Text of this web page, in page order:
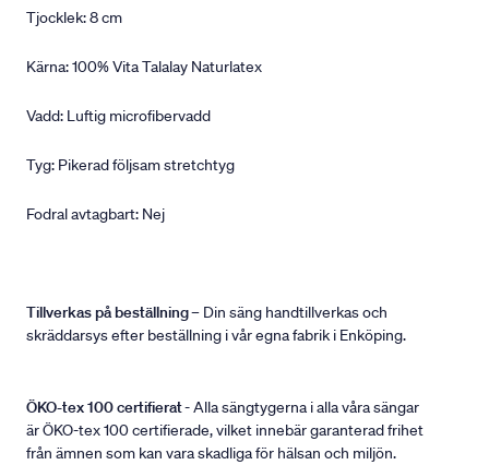
Tjocklek: 8 cm
Kärna: 100% Vita Talalay Naturlatex
Vadd: Luftig microfibervadd
Tyg: Pikerad följsam stretchtyg
Fodral avtagbart: Nej
Tillverkas på beställning– Din säng handtillverkas och
skräddarsys efter beställning i vår egna fabrik i Enköping.
ÖKO-tex 100 certifierat- Alla sängtygerna i alla våra sängar
är ÖKO-tex 100 certifierade, vilket innebär garanterad frihet
från ämnen som kan vara skadliga för hälsan och miljön.